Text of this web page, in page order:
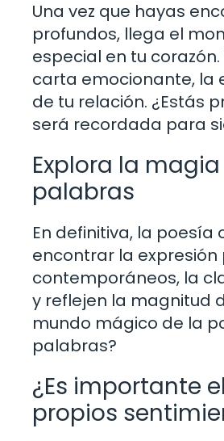
Una vez que hayas
profundos, llega el
especial en tu
carta emocionante, la
de tu relación. ¿Estás
será recordada para
Explora la
palabras
En definitiva, la
encontrar la
contemporáneos, la
y reflejen la magnitud
mundo mágico de la
palabras?
¿Es importante
propios